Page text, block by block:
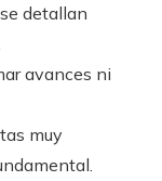
detallan
avances ni
muy